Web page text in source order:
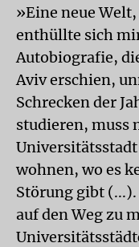
»Eine neue
enthüllte sich
Autobiografie,
Aviv erschien,
Schrecken der
studieren, muss
wohnen, wo es
Störung gibt
auf den Weg zu